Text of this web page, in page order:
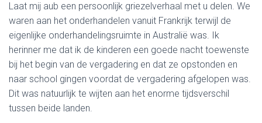
Laat mij aub een persoonlijk griezelverhaal met u delen. We
waren aan het onderhandelen vanuit Frankrijk terwijl de
eigenlijke onderhandelingsruimte in Australië was. Ik
herinner me dat ik de kinderen een goede nacht toewenste
bij het begin van de vergadering en dat ze opstonden en
naar school gingen voordat de vergadering afgelopen was.
Dit was natuurlijk te wijten aan het enorme tijdsverschil
tussen beide landen.